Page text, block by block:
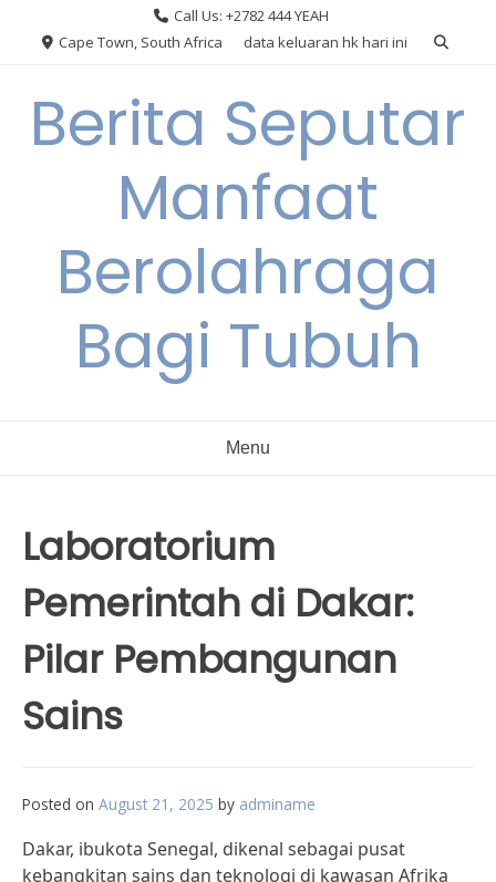
Call Us: +2782 444 YEAH
Cape Town, South Africa
data keluaran hk hari ini
Berita Seputar
Manfaat
Berolahraga
Bagi Tubuh
Menu
Laboratorium
Pemerintah di Dakar:
Pilar Pembangunan
Sains
Posted on August 21, 2025 by adminame
Dakar, ibukota Senegal, dikenal sebagai pusat
kebangkitan sains dan teknologi di kawasan Afrika